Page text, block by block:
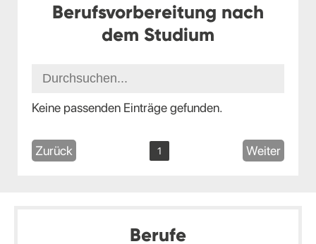
Berufsvorbereitung nach
dem Studium
Keine passenden Einträge gefunden.
Zurück 1 Weiter
Berufe